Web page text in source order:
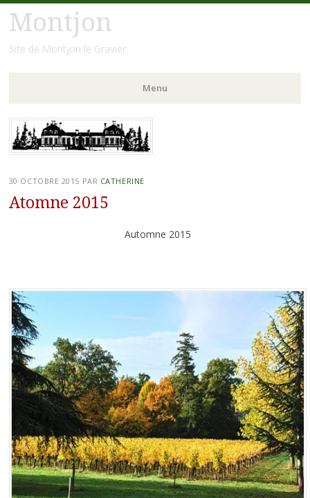
Montjon
Site de Montjon le Gravier
Menu
Aller
au
contenu
principal
30 OCTOBRE 2015 PAR CATHERINE
Atomne 2015
Automne 2015